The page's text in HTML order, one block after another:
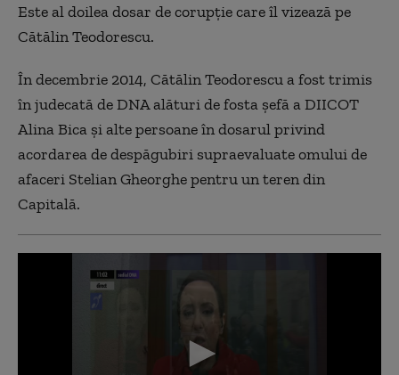
Este al doilea dosar de corupţie care îl vizează pe
Cătălin Teodorescu.
În decembrie 2014, Cătălin Teodorescu a fost trimis
în judecată de DNA alături de fosta șefă a DIICOT
Alina Bica și alte persoane în dosarul privind
acordarea de despăgubiri supraevaluate omului de
afaceri Stelian Gheorghe pentru un teren din
Capitală.